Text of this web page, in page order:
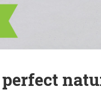
perfect